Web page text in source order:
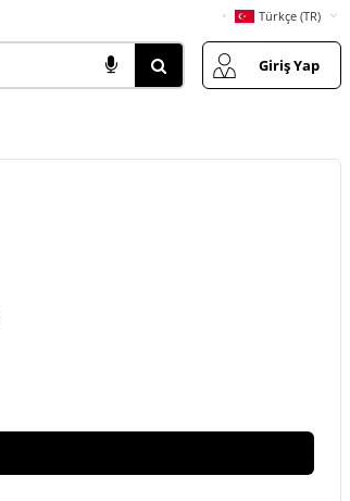
Türkçe (TR)
Giriş Yap